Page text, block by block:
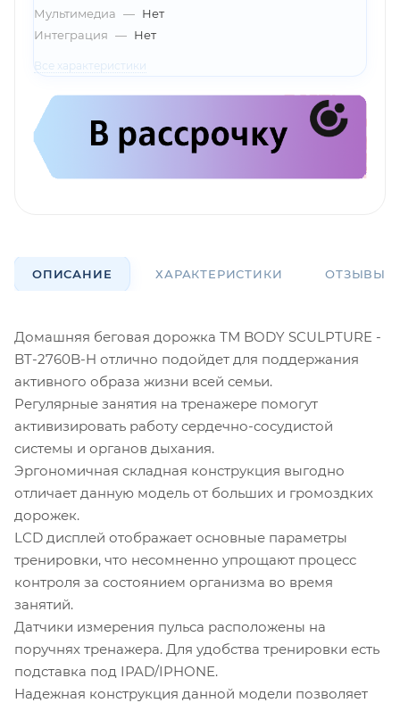
Мультимедиа — Нет
Интеграция — Нет
Все характеристики
ОПИСАНИЕ ХАРАКТЕРИСТИКИ ОТЗЫВЫ
Домашняя беговая дорожка ТМ BODY SCULPTURE -
BT-2760B-H отлично подойдет для поддержания
активного образа жизни всей семьи.
Регулярные занятия на тренажере помогут
активизировать работу сердечно-сосудистой
системы и органов дыхания.
Эргономичная складная конструкция выгодно
отличает данную модель от больших и громоздких
дорожек.
LCD дисплей отображает основные параметры
тренировки, что несомненно упрощают процесс
контроля за состоянием организма во время
занятий.
Датчики измерения пульса расположены на
поручнях тренажера. Для удобства тренировки есть
подставка под IPAD/IPHONE.
Надежная конструкция данной модели позволяет